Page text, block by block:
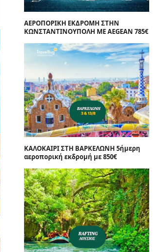
ΑΕΡΟΠΟΡΙΚΗ ΕΚΔΡΟΜΗ ΣΤΗΝ
ΚΩΝΣΤΑΝΤΙΝΟΥΠΟΛΗ ΜΕ AEGEAN 785€
ΚΑΛΟΚΑΙΡΙ ΣΤΗ ΒΑΡΚΕΛΩΝΗ 5ήμερη
αεροπορική εκδρομή με 850€